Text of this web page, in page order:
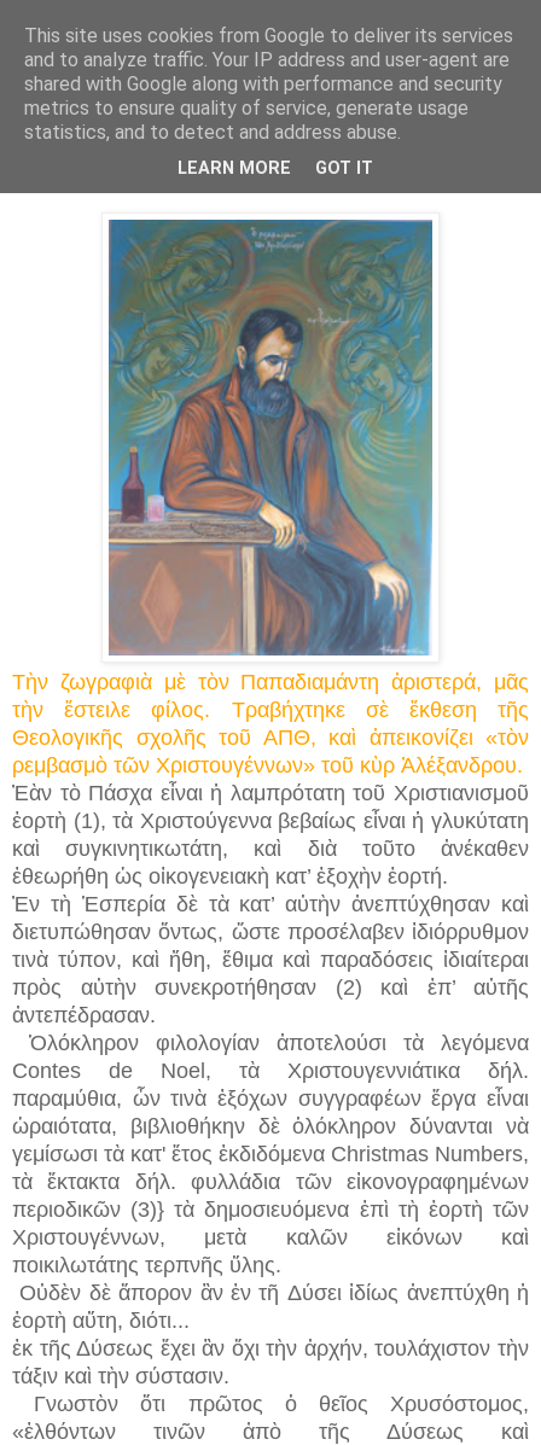
24 Δεκ 2019
Παπαδιαμάντης: Χριστούγεννα
Τὴν ζωγραφιὰ μὲ τὸν Παπαδιαμάντη ἀριστερά, μᾶς
τὴν ἔστειλε φίλος. Τραβήχτηκε σὲ ἔκθεση τῆς
Θεολογικῆς σχολῆς τοῦ ΑΠΘ, καὶ ἀπεικονίζει «τὸν
ρεμβασμὸ τῶν Χριστουγέννων» τοῦ κὺρ Ἀλέξανδρου.
Ἐὰν τὸ Πάσχα εἶναι ἡ λαμπρότατη τοῦ Χριστιανισμοῦ
ἑορτὴ (1), τὰ Χριστούγεννα βεβαίως εἶναι ἡ γλυκύτατη
καὶ συγκινητικωτάτη, καὶ διὰ τοῦτο ἀνέκαθεν
ἐθεωρήθη ὡς οἰκογενειακὴ κατ’ ἐξοχὴν ἑορτή.
Ἐν τὴ Ἑσπερία δὲ τὰ κατ’ αὐτὴν ἀνεπτύχθησαν καὶ
διετυπώθησαν ὄντως, ὥστε προσέλαβεν ἰδιόρρυθμον
τινὰ τύπον, καὶ ἤθη, ἔθιμα καὶ παραδόσεις ἰδιαίτεραι
πρὸς αὐτὴν συνεκροτήθησαν (2) καὶ ἐπ’ αὐτῆς
ἀντεπέδρασαν.
Ὁλόκληρον φιλολογίαν ἀποτελούσι τὰ λεγόμενα
Contes de Noel, τὰ Χριστουγεννιάτικα δήλ.
παραμύθια, ὧν τινὰ ἐξόχων συγγραφέων ἔργα εἶναι
ὡραιότατα, βιβλιοθήκην δὲ ὁλόκληρον δύνανται νὰ
γεμίσωσι τὰ κατ' ἔτος ἐκδιδόμενα Christmas Numbers,
τὰ ἔκτακτα δήλ. φυλλάδια τῶν εἰκονογραφημένων
περιοδικῶν (3)} τὰ δημοσιευόμενα ἐπὶ τὴ ἑορτὴ τῶν
Χριστουγέννων, μετὰ καλῶν εἰκόνων καὶ
ποικιλωτάτης τερπνῆς ὕλης.
Οὐδὲν δὲ ἄπορον ἂν ἐν τῆ Δύσει ἰδίως ἀνεπτύχθη ἡ
ἑορτὴ αὔτη, διότι...
ἐκ τῆς Δύσεως ἔχει ἂν ὄχι τὴν ἀρχήν, τουλάχιστον τὴν
τάξιν καὶ τὴν σύστασιν.
Γνωστὸν ὅτι πρῶτος ὁ θεῖος Χρυσόστομος,
«ἐλθόντων τινῶν ἀπὸ τῆς Δύσεως καὶ
This site uses cookies from Google to deliver its services
and to analyze traffic. Your IP address and user-agent are
shared with Google along with performance and security
metrics to ensure quality of service, generate usage
statistics, and to detect and address abuse.
LEARN MORE GOT IT